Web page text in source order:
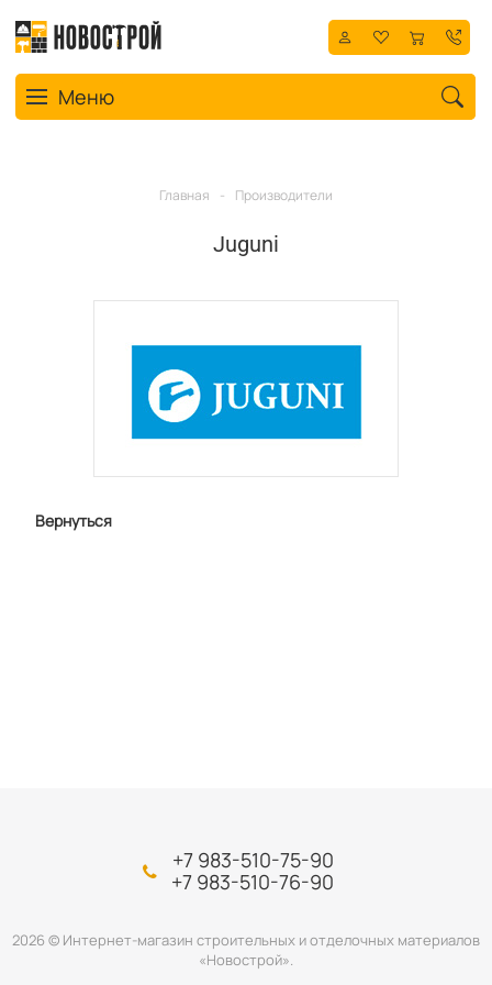
Toggle navigation
Меню
Главная - Производители
Juguni
Вернуться
+7 983-510-75-90
+7 983-510-76-90
2026 © Интернет-магазин строительных и отделочных материалов
«Новострой».